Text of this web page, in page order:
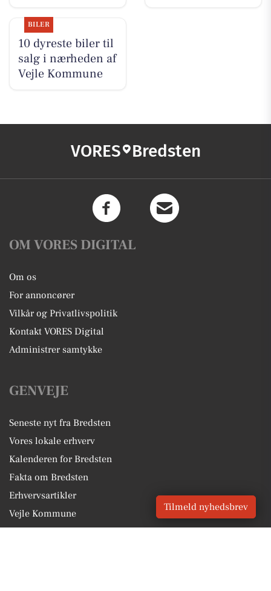
BILER
10 dyreste biler til
salg i nærheden af
Vejle Kommune
VORES Bredsten
OM VORES DIGITAL
Om os
For annoncører
Vilkår og Privatlivspolitik
Kontakt VORES Digital
Administrer samtykke
GENVEJE
Seneste nyt fra Bredsten
Vores lokale erhverv
Kalenderen for Bredsten
Fakta om Bredsten
Erhvervsartikler
Vejle Kommune
Tilmeld nyhedsbrev